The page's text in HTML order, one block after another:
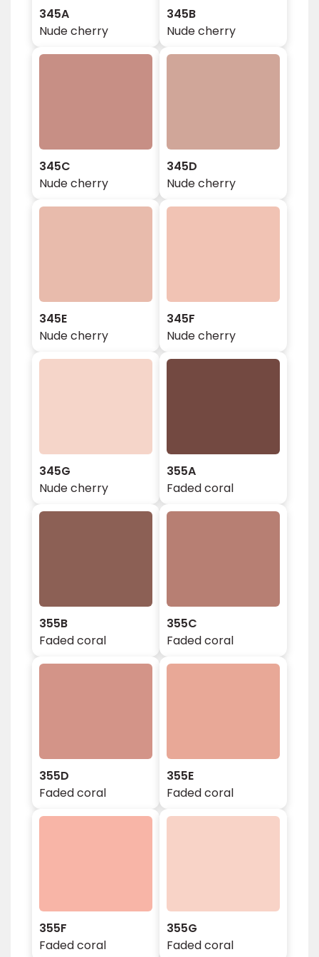
345A
Nude cherry
345B
Nude cherry
345C
Nude cherry
345D
Nude cherry
345E
Nude cherry
345F
Nude cherry
345G
Nude cherry
355A
Faded coral
355B
Faded coral
355C
Faded coral
355D
Faded coral
355E
Faded coral
355F
Faded coral
355G
Faded coral